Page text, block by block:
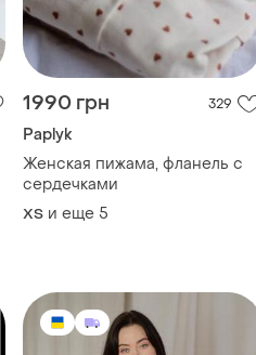
1990 грн 329
Paplyk
Женская пижама, фланель с
сердечками
ХS и еще 5